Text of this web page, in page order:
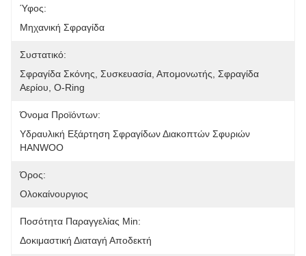
Ύφος:
Μηχανική Σφραγίδα
Συστατικό:
Σφραγίδα Σκόνης, Συσκευασία, Απομονωτής, Σφραγίδα
Αερίου, O-Ring
Όνομα Προϊόντων:
Υδραυλική Εξάρτηση Σφραγίδων Διακοπτών Σφυριών
HANWOO
Όρος:
Ολοκαίνουργιος
Ποσότητα Παραγγελίας Min:
Δοκιμαστική Διαταγή Αποδεκτή